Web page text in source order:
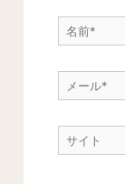
入
名
メ
ル
サ